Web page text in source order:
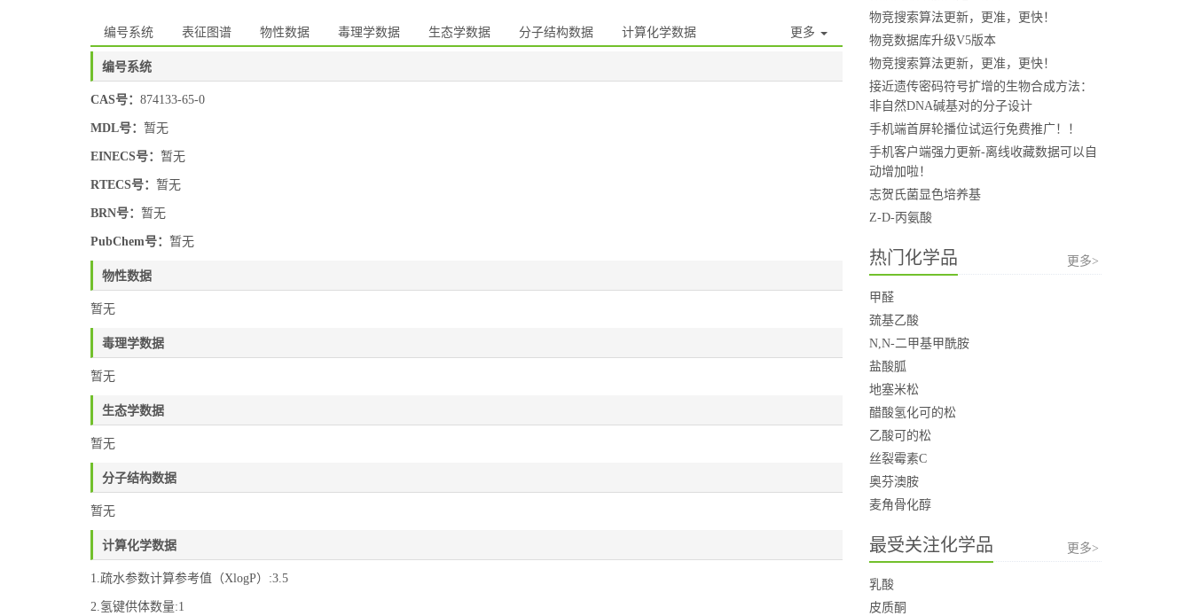
编号系统 表征图谱 物性数据 毒理学数据 生态学数据 分子结构数据 计算化学数据 更多
编号系统
CAS号： 874133-65-0
MDL号： 暂无
EINECS号： 暂无
RTECS号： 暂无
BRN号： 暂无
PubChem号： 暂无
物性数据
暂无
毒理学数据
暂无
生态学数据
暂无
分子结构数据
暂无
计算化学数据
1.疏水参数计算参考值（XlogP）:3.5
2.氢键供体数量:1
物竞搜索算法更新，更准，更快！
物竞数据库升级V5版本
物竞搜索算法更新，更准，更快！
接近遗传密码符号扩增的生物合成方法：
非自然DNA碱基对的分子设计
手机端首屏轮播位试运行免费推广！！
手机客户端强力更新-离线收藏数据可以自
动增加啦！
志贺氏菌显色培养基
Z-D-丙氨酸
热门化学品 更多>
甲醛
巯基乙酸
N,N-二甲基甲酰胺
盐酸胍
地塞米松
醋酸氢化可的松
乙酸可的松
丝裂霉素C
奥芬澳胺
麦角骨化醇
最受关注化学品 更多>
乳酸
皮质酮